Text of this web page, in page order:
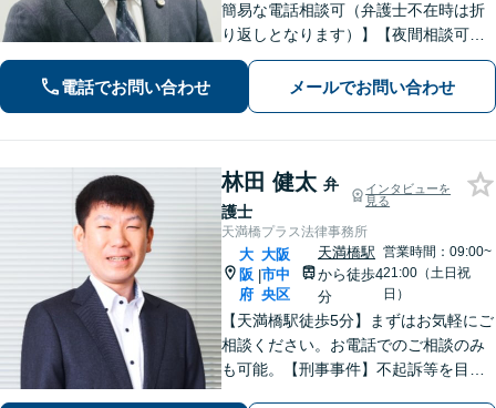
簡易な電話相談可（弁護士不在時は折
り返しとなります）】【夜間相談可】
依頼者さまの悩み・不安に寄り添い、
精神的な負担も軽減できるよう努めて
まいります。解決見込みや弁護士費用
電話でお問い合わせ メールでお問い合わせ
林田 健太 弁
護士
インタビューを
見る
天満橋プラス法律事務所
大
阪
府
|
大阪
市中
央区
天満橋駅
から徒歩4
分
営業時間：09:00~
21:00（土日祝
日）
【天満橋駅徒歩5分】まずはお気軽にご
相談ください。お電話でのご相談のみ
も可能。【刑事事件】不起訴等を目指